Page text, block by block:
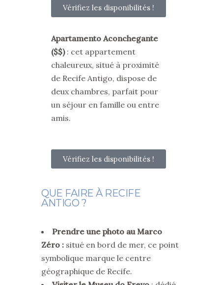
Vérifiez les disponibilités !
Apartamento Aconchegante
($$): cet appartement
chaleureux, situé à proximité
de Recife Antigo, dispose de
deux chambres, parfait pour
un séjour en famille ou entre
amis.
Vérifiez les disponibilités !
QUE FAIRE À RECIFE
ANTIGO ?
Prendre une photo au Marco
Zéro : situé en bord de mer, ce point
symbolique marque le centre
géographique de Recife.